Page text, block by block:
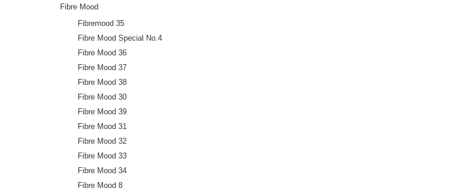
Fibre Mood
Fibremood 35
Fibre Mood Special No.4
Fibre Mood 36
Fibre Mood 37
Fibre Mood 38
Fibre Mood 30
Fibre Mood 39
Fibre Mood 31
Fibre Mood 32
Fibre Mood 33
Fibre Mood 34
Fibre Mood 8